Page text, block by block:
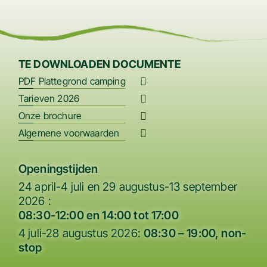
TE DOWNLOADEN DOCUMENTE
PDF Plattegrond camping
Tarieven 2026
Onze brochure
Algemene voorwaarden
Openingstijden
24 april-4 juli en 29 augustus-13 september
2026 :
08:30-12:00 en 14:00 tot 17:00
4 juli-28 augustus 2026: 08:30 – 19:00, non-
stop